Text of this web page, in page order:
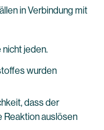
in Verbindung mit
jeden.
wurden
dass der
Reaktion auslösen